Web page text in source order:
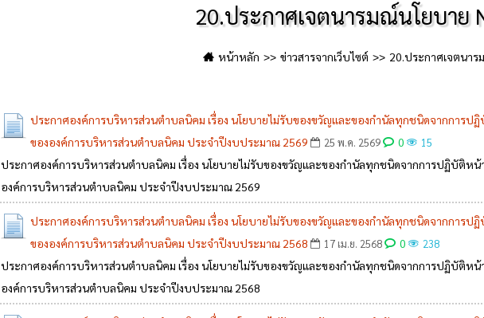
20.ประกาศเจตนารมณ์นโยบาย
หน้าหลัก ข่าวสารจากเว็บไซต์ 20.ประกาศเจตนาร
ประกาศองค์การบริหารส่วนตำบลนิคม เรื่อง นโยบายไม่รับของขวัญและของกำนัลทุกชนิดจากการป
ขององค์การบริหารส่วนตำบลนิคม ประจำปีงบประมาณ 2569
25 พ.ค. 2569 0 15
ประกาศองค์การบริหารส่วนตำบลนิคม เรื่อง นโยบายไม่รับของขวัญและของกำนัลทุกชนิดจากการปฏิบัติหน้
องค์การบริหารส่วนตำบลนิคม ประจำปีงบประมาณ 2569
ประกาศองค์การบริหารส่วนตำบลนิคม เรื่อง นโยบายไม่รับของขวัญและของกำนัลทุกชนิดจากการป
ขององค์การบริหารส่วนตำบลนิคม ประจำปีงบประมาณ 2568
17 เม.ย. 2568 0 238
ประกาศองค์การบริหารส่วนตำบลนิคม เรื่อง นโยบายไม่รับของขวัญและของกำนัลทุกชนิดจากการปฏิบัติหน้
องค์การบริหารส่วนตำบลนิคม ประจำปีงบประมาณ 2568